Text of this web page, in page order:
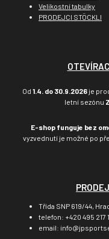
Velikostní tabulky
PRODEJCI STÖCKLI
Od 1.4. do 30.9.2026je
letní sezónu
E-shop funguje bez
vyzvednutí je možné
Třída SNP 619/44,
telefon: +420 495 217
email: